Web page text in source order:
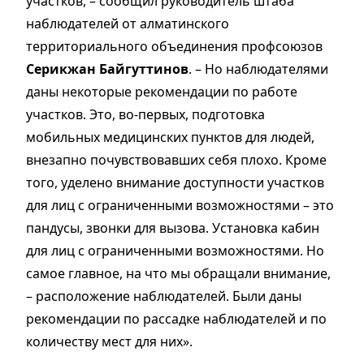
наблюдателей от алматинского
территориального объединения профсоюзов
Серикжан Байгуттинов. – Но наблюдателями
даны некоторые рекомендации по работе
участков. Это, во-первых, подготовка
мобильных медицинских пунктов для людей,
внезапно почувствовавших себя плохо. Кроме
того, уделено внимание доступности участков
для лиц с ограниченными возможностями – это
пандусы, звонки для вызова. Установка кабин
для лиц с ограниченными возможностями. Но
самое главное, на что мы обращали внимание,
– расположение наблюдателей. Были даны
рекомендации по рассадке наблюдателей и по
количеству мест для них».